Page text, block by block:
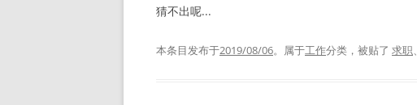
猜不出呢...
本条目发布于2019/08/06。属于工作分类，被贴了 求职、